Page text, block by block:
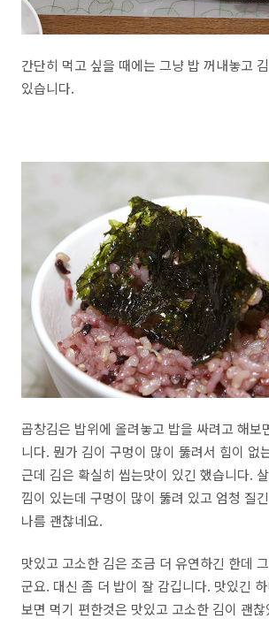
간단히 먹고 싶을 때에는 그냥 밥 꺼내놓고
있습니다.
곱창김은 밥위에 올려놓고 밥을 싸려고 해보
니다. 뭔가 김이 구멍이 많이 뚫려서 힘이 없
근데 김은 확실히 씹는맛이 있긴 했습니다.
낌이 있는데 구멍이 많이 뚫려 있고 엄청 질
나름 괜찮네요.
맛있고 고소한 김은 조금 더 유연하긴 한데
군요. 대신 좀 더 밥이 잘 감깁니다. 맛있긴
보면 먹기 편한것은 맛있고 고소한 김이 괜